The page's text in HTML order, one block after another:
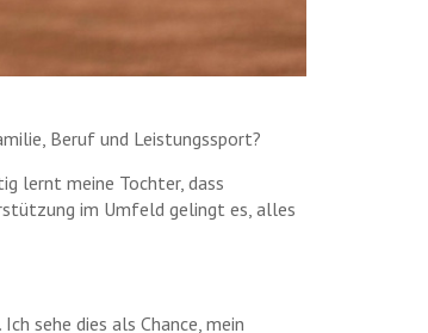
Beruf und Leistungssport?
lernt meine Tochter, dass
im Umfeld gelingt es, alles
sehe dies als Chance, mein